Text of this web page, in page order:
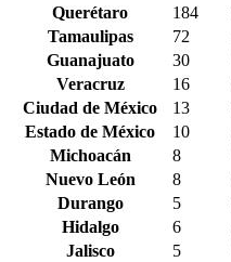
Querétaro
184
Tamaulipas
72
Guanajuato
30
Veracruz
16
Ciudad de México
13
Estado de México
10
Michoacán
8
Nuevo León
8
Durango
5
Hidalgo
6
Jalisco
5